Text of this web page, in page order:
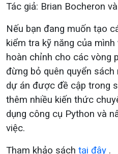
Tác giả: Brian Bocheron
Nếu bạn đang muốn tạo
kiểm tra kỹ năng của
hoàn chỉnh cho các vòng
đừng bỏ quên quyển
dự án được đề cập trong
thêm nhiều kiến thức
dụng công cụ Python và
việc.
Tham khảo sách tại đây .